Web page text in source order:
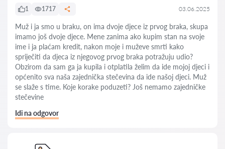
1 1717 03.06.2025
Muž i ja smo u braku, on ima dvoje djece iz prvog braka, skupa
imamo još dvoje djece. Mene zanima ako kupim stan na svoje
ime i ja plaćam kredit, nakon moje i muževe smrti kako
spriječiti da djeca iz njegovog prvog braka potražuju udio?
Obzirom da sam ga ja kupila i otplatila želim da ide mojoj djeci i
općenito sva naša zajednička stečevina da ide našoj djeci. Muž
se slaže s time. Koje korake poduzeti? Još nemamo zajedničke
stečevine
Idi na odgovor